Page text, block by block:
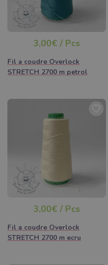
3,00€ / Pcs
Fil a coudre Overlock
STRETCH 2700 m petrol
3,00€ / Pcs
Fil a coudre Overlock
STRETCH 2700 m ecru